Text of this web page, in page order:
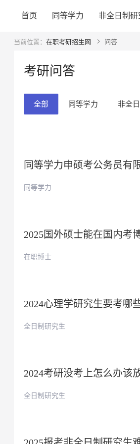
首页 同等学力 非全日制研
当前位置： 在职考研招生网 问答
考研问答
全部 同等学力 非全
同等学力申硕考公务员有
同等学力
2025国外硕士能在国内考
在职博士
2024心理学研究生要考哪
全日制研究生
2024考研没考上怎么办该
全日制研究生